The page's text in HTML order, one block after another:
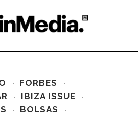
FORBES
IBIZA ISSUE
BOLSAS